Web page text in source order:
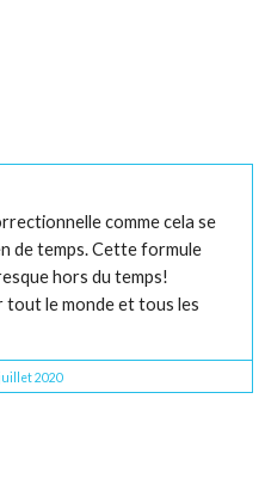
comme cela se
de temps. Cette formule
hors du temps!
tout le monde et tous les
2020